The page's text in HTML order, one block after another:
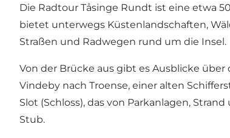
Die Radtour Tåsinge Rundt ist eine etwa
bietet unterwegs Küstenlandschaften,
Straßen und Radwegen rund um die Insel.
Von der Brücke aus gibt es Ausblicke
Vindeby nach Troense, einer alten
Slot (Schloss), das von Parkanlagen,
Stub.